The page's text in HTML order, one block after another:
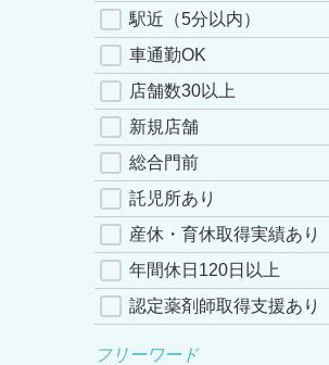
駅近（5分以内）
車通勤OK
店舗数30以上
新規店舗
総合門前
託児所あり
産休・育休取得実績あり
年間休日120日以上
認定薬剤師取得支援あり
フリーワード